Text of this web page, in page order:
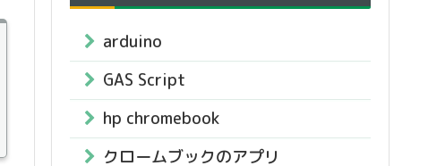
arduino
GAS Script
hp chromebook
クロームブックのアプリ